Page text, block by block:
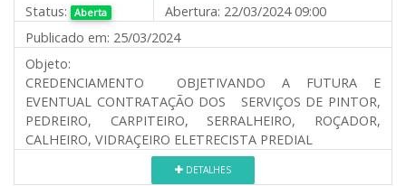
Status: Aberta Abertura: 22/03/2024 09:00
Publicado em: 25/03/2024
Objeto:
CREDENCIAMENTO OBJETIVANDO A FUTURA E
EVENTUAL CONTRATAÇÃO DOS SERVIÇOS DE PINTOR,
PEDREIRO, CARPITEIRO, SERRALHEIRO, ROÇADOR,
CALHEIRO, VIDRAÇEIRO ELETRECISTA PREDIAL
DETALHES